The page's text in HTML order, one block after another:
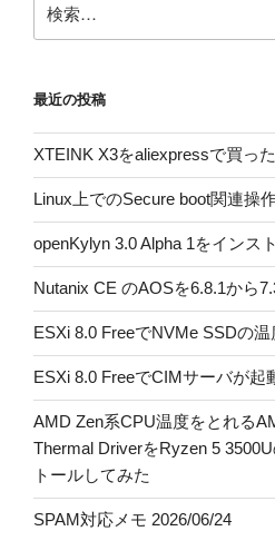
ー
ジ
り
索:
最近の投稿
XTEINK X3をaliexpressで買った
Linux上でのSecure boot関連操
openKylyn 3.0 Alpha 1をインス
Nutanix CE のAOSを6.8.1から
ESXi 8.0 FreeでNVMe SSDの
ESXi 8.0 FreeでCIMサーバが起
AMD Zen系CPU温度をとれる
Thermal DriverをRyzen 5
トールしてみた
SPAM対応メモ 2026/06/24